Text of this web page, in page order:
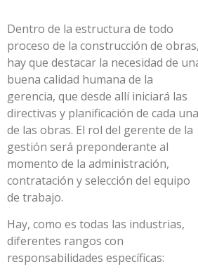
Dentro de la estructura de todo
proceso de la construcción de obras,
hay que destacar la necesidad de
buena calidad humana de la
gerencia, que desde allí iniciará las
directivas y planificación de cada una
de las obras. El rol del gerente de la
gestión será preponderante al
momento de la administración,
contratación y selección del equipo
de trabajo.
Hay, como es todas las industrias,
diferentes rangos con
responsabilidades específicas: